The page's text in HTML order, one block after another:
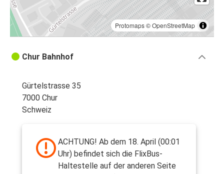
Protomaps©OpenStreetMap
Chur Bahnhof
Gürtelstrasse 35
7000 Chur
Schweiz
ACHTUNG! Ab dem 18. April (00:01
Uhr) befindet sich die FlixBus-
Haltestelle auf der anderen Seite